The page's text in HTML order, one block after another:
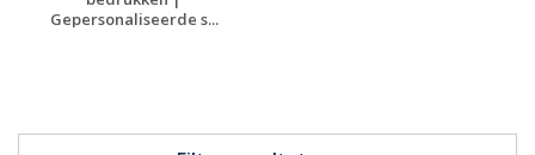
Gepersonaliseerde s...